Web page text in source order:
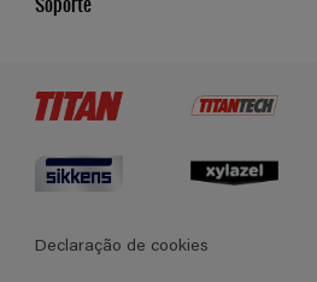
Termos e Condições Gerais de Venda
Declaração de cookies